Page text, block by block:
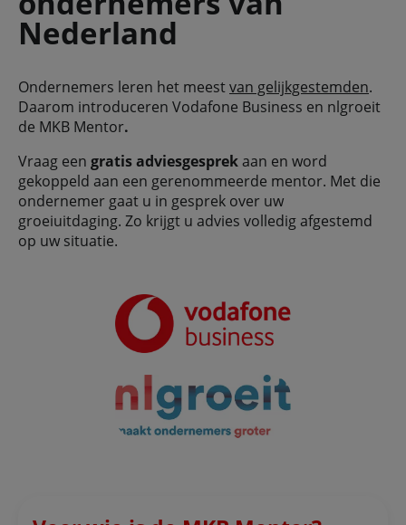
Nederland
Ondernemers leren het meestvan gelijkgestemden.
Daarom introduceren Vodafone Business en nlgroeit
de MKB Mentor.
Vraag een gratisadviesgesprekaan en word
gekoppeld aan een gerenommeerde mentor. Met die
ondernemer gaat u in gesprek over uw
groeiuitdaging. Zo krijgt u advies volledig afgestemd
op uw situatie.